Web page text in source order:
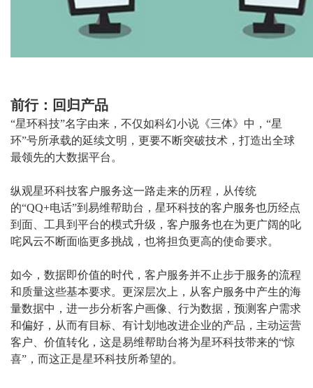
前行：回归产品
“星环科技”名字由来，不仅如科幻小说《三体》中，“星
环”号所承载的延续文明，更要不断突破技术，打造出全球
最领先的大数据平台。
纵观星环科技客户服务这一路走来的历程，从传统
的“QQ+电话”到易维帮助台，星环科技的客户服务也历经点
到面、工具到平台的模式升级，客户服务也在为更广阔的叱
咤风云不断面临更多挑战，也将担负更高的使命要求。
如今，数据即价值的时代，客户服务并不止步于服务的流程
和质量这些基本要求。更深层次上，从客户服务中产生的海
量数据中，进一步分析客户画像、行为数据，预测客户需求
和偏好，从而有目标、有计划地改进企业的产品，主动运营
客户、价值转化，这是易维帮助台将为星环科技带来的“惊
喜”，而这正是星环科技所希望的。